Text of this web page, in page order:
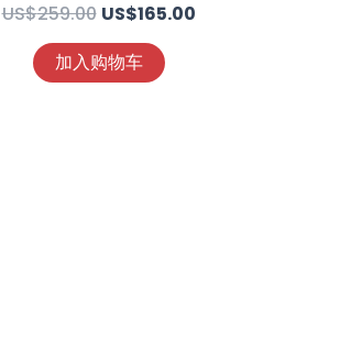
评分
4.95
&sol; 5
US$259.00 US$165.00
加入购物车